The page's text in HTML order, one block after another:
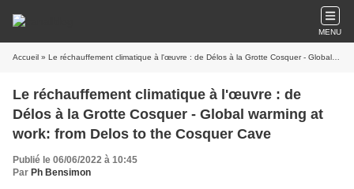
MENU
Accueil » Le réchauffement climatique à l'œuvre : de Délos à la Grotte Cosquer - Global warming at work: from Delos to the Cosquer Cave
Le réchauffement climatique à l'œuvre : de
Délos à la Grotte Cosquer - Global warming at
work: from Delos to the Cosquer Cave
Publié le 06/06/2022 à 10:45
Par Ph Bensimon